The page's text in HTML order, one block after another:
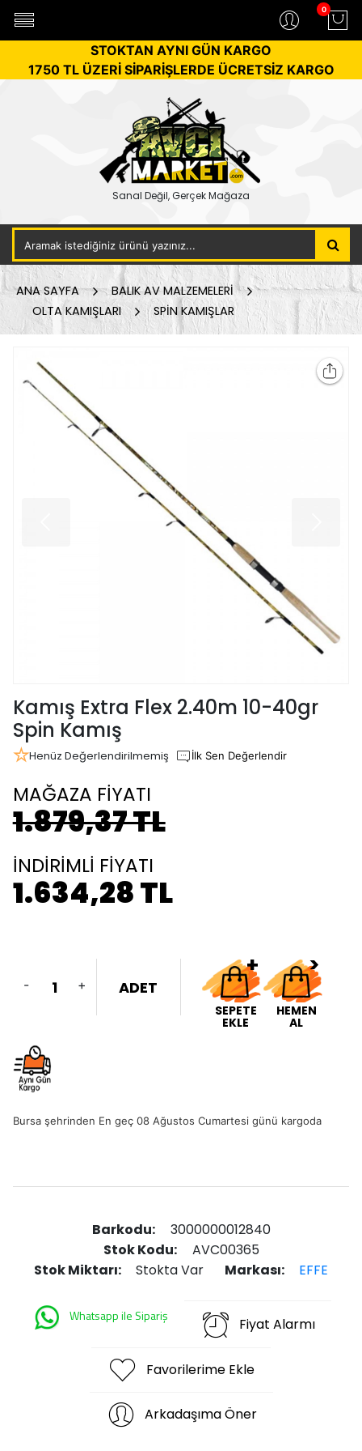
0
STOKTAN AYNI GÜN KARGO
1750 TL ÜZERİ SİPARİŞLERDE ÜCRETSİZ KARGO
Sanal Değil, Gerçek Mağaza
ANA SAYFA
BALIK AV MALZEMELERİ
OLTA KAMIŞLARI
SPİN KAMIŞLAR
Kamış Extra Flex 2.40m 10-40gr
Spin Kamış
Henüz Değerlendirilmemiş İlk Sen Değerlendir
MAĞAZA FİYATI
1.879,37 TL
İNDİRİMLİ FİYATI
1.634,28 TL
- + ADET
SEPETE
EKLE
HEMEN
AL
Bursa şehrinden En geç 08 Ağustos Cumartesi günü kargoda
Barkodu:
3000000012840
Stok Kodu:
AVC00365
Stok Miktarı:
Stokta Var Markası: EFFE
Whatsapp ile Sipariş Fiyat Alarmı
Favorilerime Ekle
Arkadaşıma Öner